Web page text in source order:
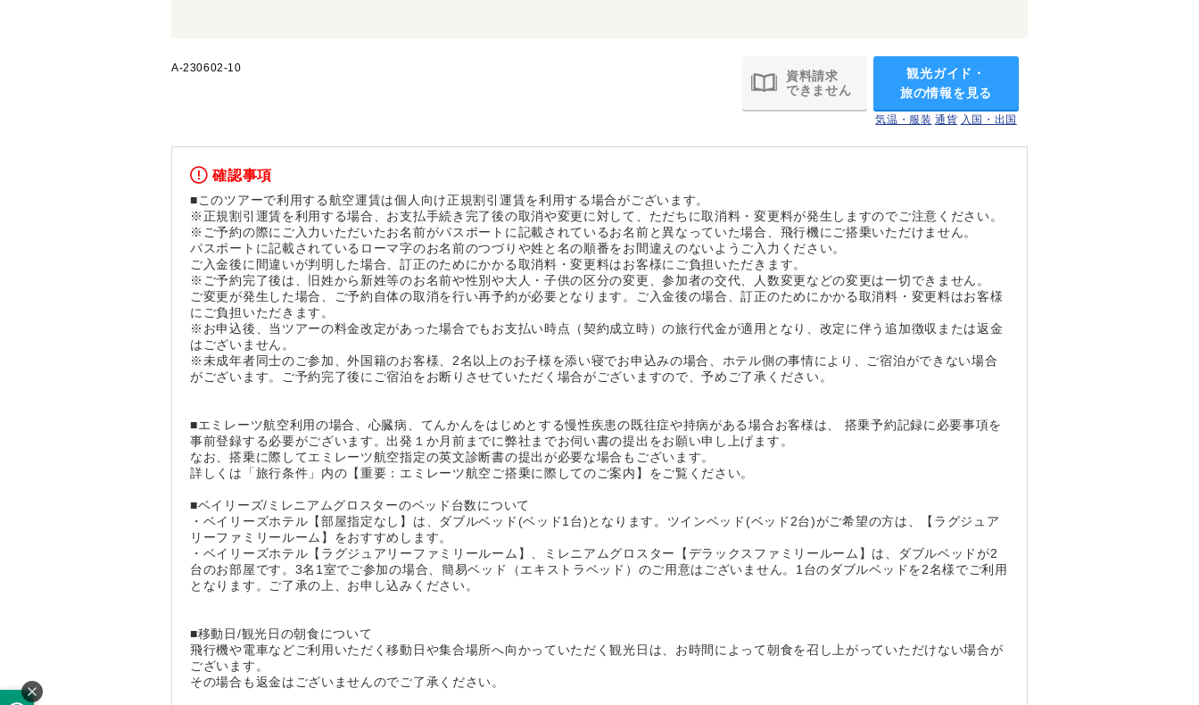
A-230602-10
資料請求
できません
観光ガイド・
旅の情報を見る
気温・服装 通貨 入国・出国
確認事項
■このツアーで利用する航空運賃は個人向け正規割引運賃を利用する場合がございます。
※正規割引運賃を利用する場合、お支払手続き完了後の取消や変更に対して、ただちに取消料・変更料が発生しますのでご注意ください。
※ご予約の際にご入力いただいたお名前がパスポートに記載されているお名前と異なっていた場合、飛行機にご搭乗いただけません。
パスポートに記載されているローマ字のお名前のつづりや姓と名の順番をお間違えのないようご入力ください。
ご入金後に間違いが判明した場合、訂正のためにかかる取消料・変更料はお客様にご負担いただきます。
※ご予約完了後は、旧姓から新姓等のお名前や性別や大人・子供の区分の変更、参加者の交代、人数変更などの変更は一切できません。
ご変更が発生した場合、ご予約自体の取消を行い再予約が必要となります。ご入金後の場合、訂正のためにかかる取消料・変更料はお客様
にご負担いただきます。
※お申込後、当ツアーの料金改定があった場合でもお支払い時点（契約成立時）の旅行代金が適用となり、改定に伴う追加徴収または返金
はございません。
※未成年者同士のご参加、外国籍のお客様、2名以上のお子様を添い寝でお申込みの場合、ホテル側の事情により、ご宿泊ができない場合
がございます。ご予約完了後にご宿泊をお断りさせていただく場合がございますので、予めご了承ください。
■エミレーツ航空利用の場合、心臓病、てんかんをはじめとする慢性疾患の既往症や持病がある場合お客様は、 搭乗予約記録に必要事項を
事前登録する必要がございます。出発１か月前までに弊社までお伺い書の提出をお願い申し上げます。
なお、搭乗に際してエミレーツ航空指定の英文診断書の提出が必要な場合もございます。
詳しくは「旅行条件」内の【重要：エミレーツ航空ご搭乗に際してのご案内】をご覧ください。
■ベイリーズ/ミレニアムグロスターのベッド台数について
・ベイリーズホテル【部屋指定なし】は、ダブルベッド(ベッド1台)となります。ツインベッド(ベッド2台)がご希望の方は、【ラグジュア
リーファミリールーム】をおすすめします。
・ベイリーズホテル【ラグジュアリーファミリールーム】、ミレニアムグロスター【デラックスファミリールーム】は、ダブルベッドが2
台のお部屋です。3名1室でご参加の場合、簡易ベッド（エキストラベッド）のご用意はございません。1台のダブルベッドを2名様でご利用
となります。ご了承の上、お申し込みください。
■移動日/観光日の朝食について
飛行機や電車などご利用いただく移動日や集合場所へ向かっていただく観光日は、お時間によって朝食を召し上がっていただけない場合が
ございます。
その場合も返金はございませんのでご了承ください。